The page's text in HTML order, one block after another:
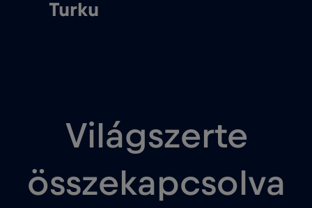
Turku
Világszerte
összekapcsolva